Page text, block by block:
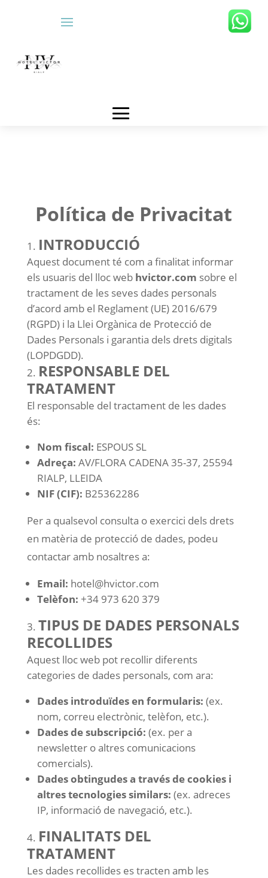
Política de Privacitat
INTRODUCCIÓ
Aquest document té com a finalitat informar
els usuaris del lloc web hvictor.com sobre el
tractament de les seves dades personals
d’acord amb el Reglament (UE) 2016/679
(RGPD) i la Llei Orgànica de Protecció de
Dades Personals i garantia dels drets digitals
(LOPDGDD).
RESPONSABLE DEL
TRATAMENT
El responsable del tractament de les dades
és:
Nom fiscal: ESPOUS SL
Adreça: AV/FLORA CADENA 35-37, 25594
RIALP, LLEIDA
NIF (CIF): B25362286
Per a qualsevol consulta o exercici dels drets
en matèria de protecció de dades, podeu
contactar amb nosaltres a:
Email: hotel@hvictor.com
Telèfon: +34 973 620 379
TIPUS DE DADES PERSONALS
RECOLLIDES
Aquest lloc web pot recollir diferents
categories de dades personals, com ara:
Dades introduïdes en formularis: (ex.
nom, correu electrònic, telèfon, etc.).
Dades de subscripció: (ex. per a
newsletter o altres comunicacions
comercials).
Dades obtingudes a través de cookies i
altres tecnologies similars: (ex. adreces
IP, informació de navegació, etc.).
FINALITATS DEL
TRATAMENT
Les dades recollides es tracten amb les